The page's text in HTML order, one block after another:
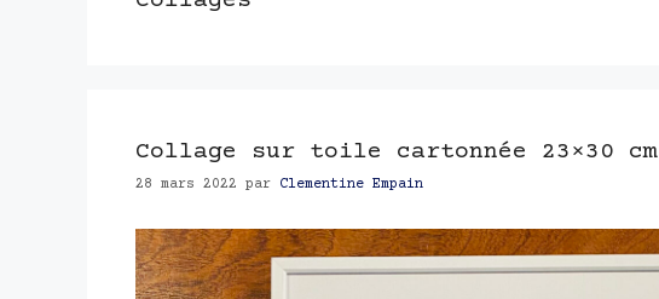
Collage sur toile cartonnée 23×30 cm
28 mars 2022 par Clementine Empain